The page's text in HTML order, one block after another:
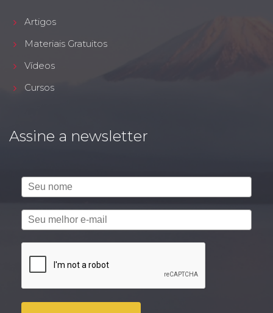
Artigos
Materiais Gratuitos
Vídeos
Cursos
Assine a newsletter